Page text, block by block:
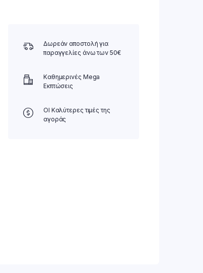
Δωρεάν αποστολή για
παραγγελίες άνω των 50€
Καθημερινές Mega
Εκπτώσεις
ΟΙ Καλύτερες τιμές της
αγοράς